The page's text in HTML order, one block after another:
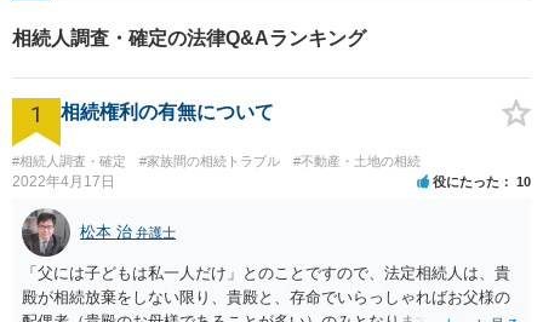
相続人調査・確定の法律Q&Aランキング
1 相続権利の有無について
#相続人調査・確定 #家族間の相続トラブル #不動産・土地の相続
2022年4月17日 役にたった 10
松本 治 弁護士
「父には子どもは私一人だけ」とのことですので、法定相続人は、貴
殿が相続放棄をしない限り、貴殿と、存命でいらっしゃればお父様の